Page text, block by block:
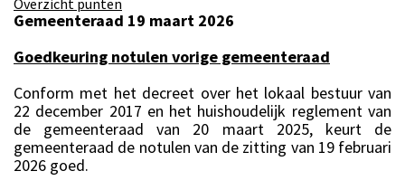
Overzicht punten
Gemeenteraad 19 maart 2026
Goedkeuring notulen vorige gemeenteraad
Conform met het decreet over het lokaal bestuur van
22 december 2017 en het huishoudelijk reglement van
de gemeenteraad van 20 maart 2025, keurt de
gemeenteraad de notulen van de zitting van 19 februari
2026 goed.